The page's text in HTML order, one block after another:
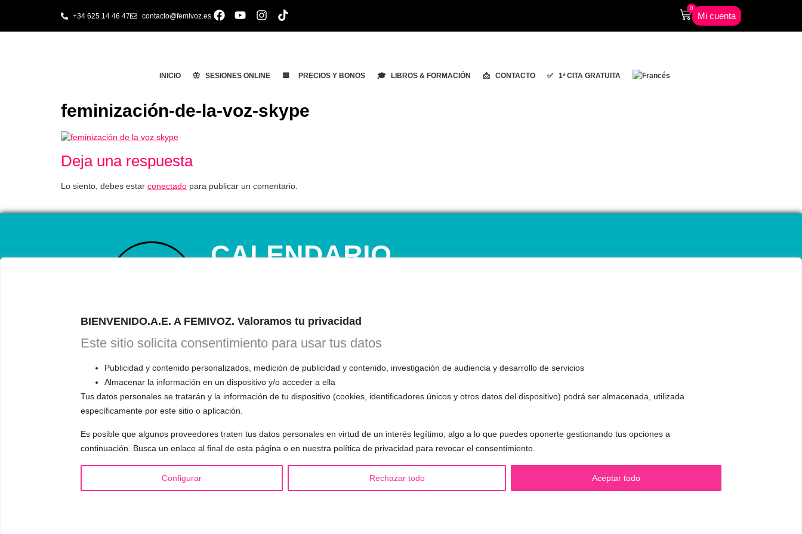
BIENVENIDO.A.E. A FEMIVOZ. Valoramos tu privacidad
Este sitio solicita consentimiento para usar tus datos
Publicidad y contenido personalizados, medición de publicidad y contenido, investigación de audiencia y desarrollo de servicios
Almacenar la información en un dispositivo y/o acceder a ella
Tus datos personales se tratarán y la información de tu dispositivo (cookies, identificadores únicos y otros datos del dispositivo) podrá ser almacenada, utilizada
específicamente por este sitio o aplicación.
Es posible que algunos proveedores traten tus datos personales en virtud de un interés legítimo, algo a lo que puedes oponerte gestionando tus opciones a
continuación. Busca un enlace al final de esta página o en nuestra política de privacidad para revocar el consentimiento.
Configurar Rechazar todo Aceptar todo
+34 625 14 46 47 contacto@femivoz.es
0
Mi cuenta
INICIO 🦋 SESIONES ONLINE 🟨 PRECIOS Y BONOS 🎓 LIBROS & FORMACIÓN 📩 CONTACTO ✅ 1ª CITA GRATUITA
feminización-de-la-voz-skype
Deja una respuesta
Lo siento, debes estar conectado para publicar un comentario.
CALENDARIO
En esta primera cita, evaluará tu voz, te
explicará cómo funciona el entrenamiento vocal y
INFORMACIÓN
📚 Libros & Ebooks
VOCES LGBTQIA+ 🏳️‍🌈
▪️ Feminización de la voz
▪️ Neutralización de la voz
OTRAS SESIONES
▪️ Voz virilizada por esteroides
▪️ Modificación del acento
CONTACTO Y CITAS
Email :contacto@femivoz.es